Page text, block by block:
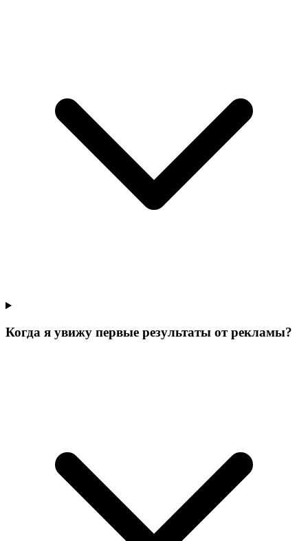
Когда я увижу первые результаты от рекламы?